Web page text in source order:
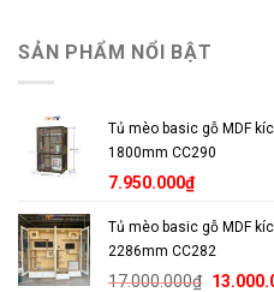
SẢN PHẨM NỔI BẬT
Tủ mèo basic gỗ MDF
1800mm CC290
7.950.000₫
Tủ mèo basic gỗ MDF
2286mm CC282
17.000.000₫ Giá